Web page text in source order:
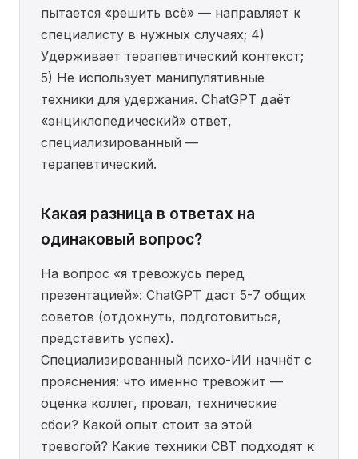
пытается «решить всё» — направляет к
специалисту в нужных случаях; 4)
Удерживает терапевтический контекст;
5) Не использует манипулятивные
техники для удержания. ChatGPT даёт
«энциклопедический» ответ,
специализированный —
терапевтический.
Какая разница в ответах на
одинаковый вопрос?
На вопрос «я тревожусь перед
презентацией»: ChatGPT даст 5-7 общих
советов (отдохнуть, подготовиться,
представить успех).
Специализированный психо-ИИ начнёт с
прояснения: что именно тревожит —
оценка коллег, провал, технические
сбои? Какой опыт стоит за этой
тревогой? Какие техники CBT подходят к